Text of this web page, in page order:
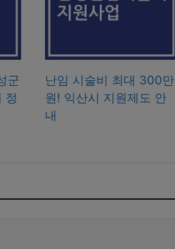
군
정
난임 시술비 최대 300만
원! 익산시 지원제도 안
내